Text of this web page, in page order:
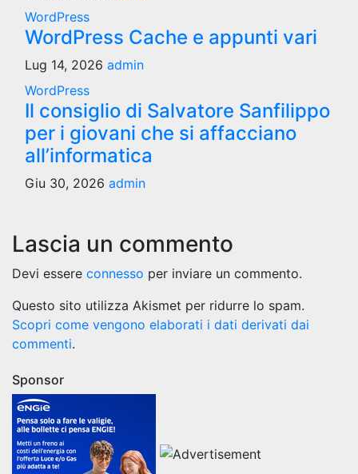
WordPress
WordPress Cache e appunti vari
Lug 14, 2026 admin
WordPress
Il consiglio di Salvatore Sanfilippo
per i giovani che si affacciano
all’informatica
Giu 30, 2026 admin
Lascia un commento
Devi essere connesso per inviare un commento.
Questo sito utilizza Akismet per ridurre lo spam.
Scopri come vengono elaborati i dati derivati dai
commenti.
Sponsor